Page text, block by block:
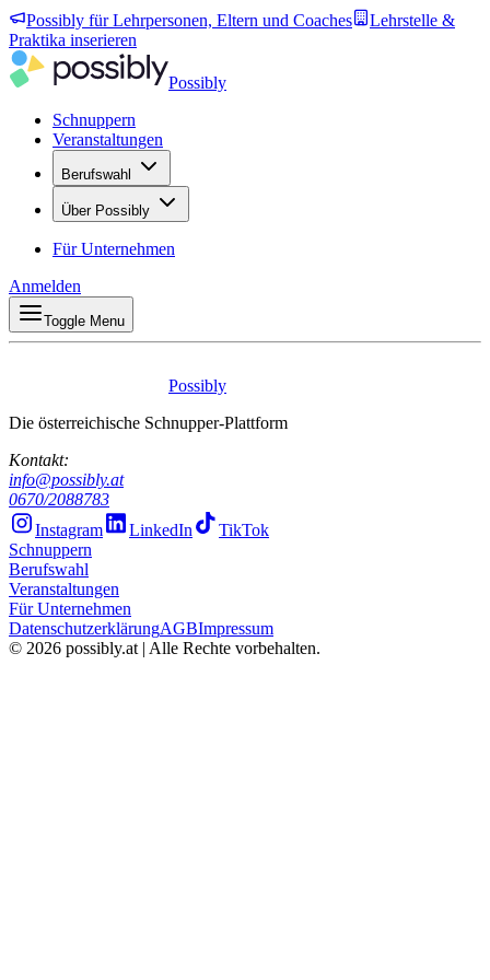
Possibly für Lehrpersonen, Eltern und Coaches
Lehrstelle &
Praktika inserieren
Possibly
Schnuppern
Veranstaltungen
Berufswahl
Über Possibly
Für Unternehmen
Anmelden
Toggle Menu
Possibly
Die österreichische Schnupper-Plattform
Kontakt:
info@possibly.at
0670/2088783
Instagram
LinkedIn
TikTok
Schnuppern
Berufswahl
Veranstaltungen
Für Unternehmen
DatenschutzerklärungAGBImpressum
© 2026 possibly.at | Alle Rechte vorbehalten.